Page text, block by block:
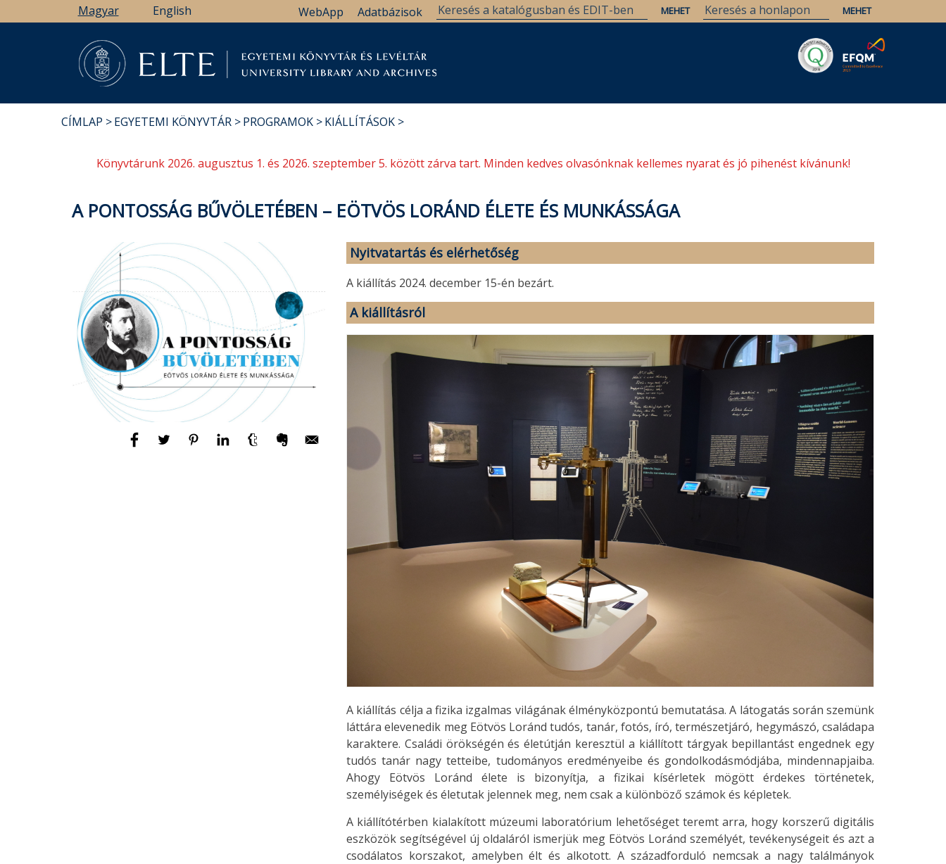
a
Magyar English Adatbázisok
WebApp
CÍMLAP EGYETEMI KÖNYVTÁR PROGRAMOK KIÁLLÍTÁSOK
Könyvtárunk 2026. augusztus 1. és 2026. szeptember 5. között zárva tart. Minden kedves olvasónknak kellemes nyarat és jó pihenést kívánunk!
A PONTOSSÁG BŰVÖLETÉBEN – EÖTVÖS LORÁND ÉLETE ÉS MUNKÁSSÁGA
Nyitvatartás és elérhetőség
A kiállítás 2024. december 15-én bezárt.
A kiállításról
A kiállítás célja a fizika izgalmas világának élményközpontú bemutatása. A látogatás során szemünk
láttára elevenedik meg Eötvös Loránd tudós, tanár, fotós, író, természetjáró, hegymászó, családapa
karaktere. Családi örökségén és életútján keresztül a kiállított tárgyak bepillantást engednek egy
tudós tanár nagy tetteibe, tudományos eredményeibe és gondolkodásmódjába, mindennapjaiba.
Ahogy Eötvös Loránd élete is bizonyítja, a fizikai kísérletek mögött érdekes történetek,
személyiségek és életutak jelennek meg, nem csak a különböző számok és képletek.
A kiállítótérben kialakított múzeumi laboratórium lehetőséget teremt arra, hogy korszerű digitális
eszközök segítségével új oldaláról ismerjük meg Eötvös Loránd személyét, tevékenységeit és azt a
csodálatos korszakot, amelyben élt és alkotott. A századforduló nemcsak a nagy találmányok